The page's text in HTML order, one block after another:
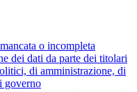
o incompleta
dei dati da parte dei titolari
di amministrazione, di
governo